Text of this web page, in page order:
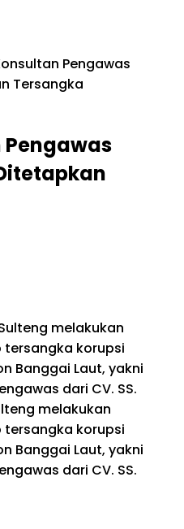
Pengawas
Tersangka
melakukan
korupsi
Banggai Laut, yakni
dari CV. SS.